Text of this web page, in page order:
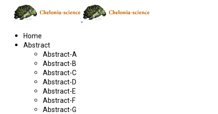
Home
Abstract
Abstract-A
Abstract-B
Abstract-C
Abstract-D
Abstract-E
Abstract-F
Abstract-G